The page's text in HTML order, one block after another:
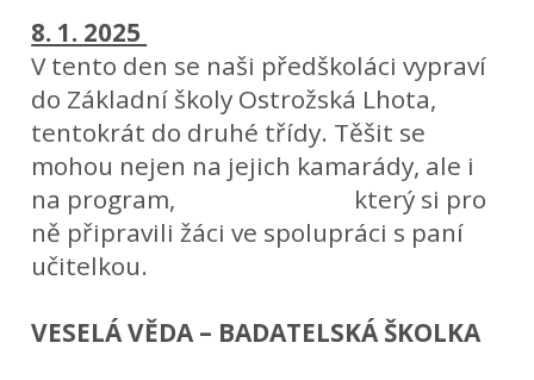
8. 1. 2025
V tento den se naši předškoláci vypraví
do Základní školy Ostrožská Lhota,
tentokrát do druhé třídy. Těšit se
mohou nejen na jejich kamarády, ale i
na program, který si pro
ně připravili žáci ve spolupráci s paní
učitelkou.
VESELÁ VĚDA – BADATELSKÁ ŠKOLKA